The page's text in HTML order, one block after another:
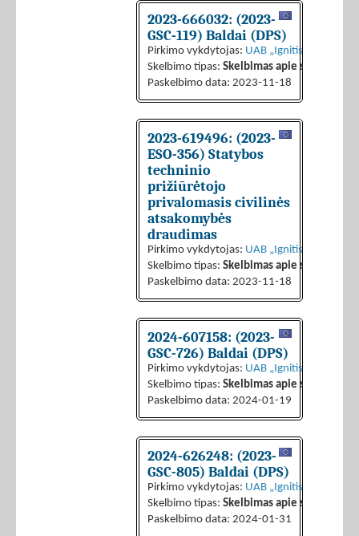
2023-666032: (2023-
GSC-119) Baldai (DPS)
Pirkimo vykdytojas: UAB „Ignitis grupės
Skelbimo tipas: Skelbimas apie sutarties
Paskelbimo data: 2023-11-18
2023-619496: (2023-
ESO-356) Statybos
techninio
prižiūrėtojo
privalomasis civilinės
atsakomybės
draudimas
Pirkimo vykdytojas: UAB „Ignitis grupės
Skelbimo tipas: Skelbimas apie sutarties
Paskelbimo data: 2023-11-18
2024-607158: (2023-
GSC-726) Baldai (DPS)
Pirkimo vykdytojas: UAB „Ignitis grupės
Skelbimo tipas: Skelbimas apie sutarties
Paskelbimo data: 2024-01-19
2024-626248: (2023-
GSC-805) Baldai (DPS)
Pirkimo vykdytojas: UAB „Ignitis grupės
Skelbimo tipas: Skelbimas apie sutarties
Paskelbimo data: 2024-01-31